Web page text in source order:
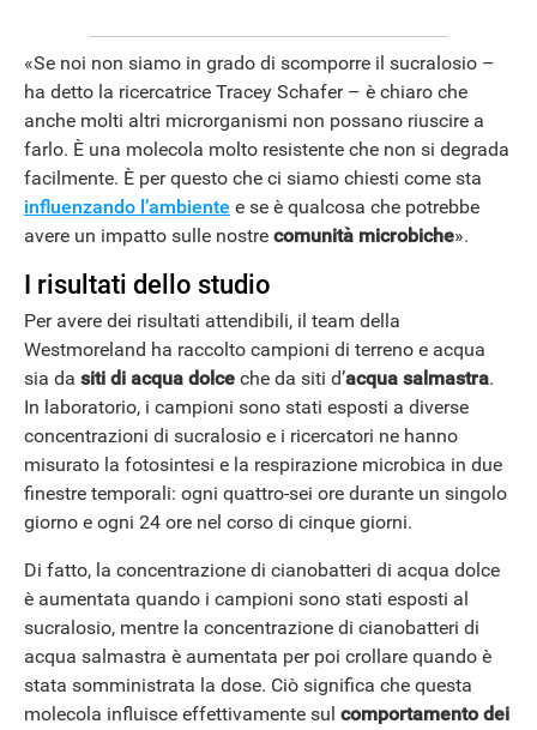
ANDROID
«Se noi non siamo in grado di scomporre il sucralosio –
ha detto la ricercatrice Tracey Schafer – è chiaro che
anche molti altri microrganismi non possano riuscire a
farlo. È una molecola molto resistente che non si degrada
facilmente. È per questo che ci siamo chiesti come sta
influenzando l’ambiente e se è qualcosa che potrebbe
avere un impatto sulle nostre comunità microbiche».
I risultati dello studio
Per avere dei risultati attendibili, il team della
Westmoreland ha raccolto campioni di terreno e acqua
sia da siti di acqua dolce che da siti d’acqua salmastra.
In laboratorio, i campioni sono stati esposti a diverse
concentrazioni di sucralosio e i ricercatori ne hanno
misurato la fotosintesi e la respirazione microbica in due
finestre temporali: ogni quattro-sei ore durante un singolo
giorno e ogni 24 ore nel corso di cinque giorni.
Di fatto, la concentrazione di cianobatteri di acqua dolce
è aumentata quando i campioni sono stati esposti al
sucralosio, mentre la concentrazione di cianobatteri di
acqua salmastra è aumentata per poi crollare quando è
stata somministrata la dose. Ciò significa che questa
molecola influisce effettivamente sul comportamento dei